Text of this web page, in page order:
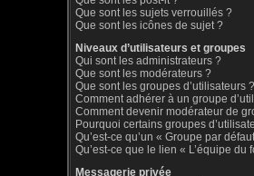
Que sont les sujets verrouillés ?
Que sont les icônes de sujet ?
Niveaux d’utilisateurs et groupes
Qui sont les administrateurs ?
Que sont les modérateurs ?
Que sont les groupes d’utilisateurs ?
Comment adhérer à un groupe
Comment devenir modérateur de
Pourquoi certains groupes
Qu’est-ce qu’un « Groupe par
Qu’est-ce que le lien « L’équipe du
Messagerie privée